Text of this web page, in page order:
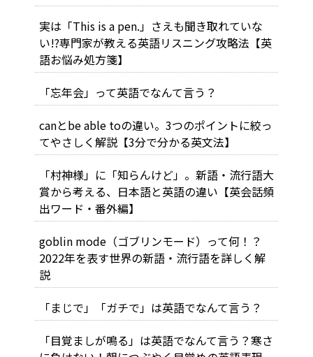
実は「This is a pen.」さえも聞き取れていな
い!?専門家が教える英語リスニング攻略法【英
語お悩み処方箋】
「忘年会」って英語でなんて言う？
canとbe able toの違い。3つのポイントに絞っ
てやさしく解説【3分で分かる英文法】
「村神様」に「知らんけど」。新語・流行語大
賞から考える、日本語と英語の違い【英会話頻
出ワード・番外編】
goblin mode（ゴブリンモード）って何！？
2022年を表す世界の新語・流行語を詳しく解
説
「まじで」「ガチで」は英語でなんて言う？
「目覚ましが鳴る」は英語でなんて言う？寒さ